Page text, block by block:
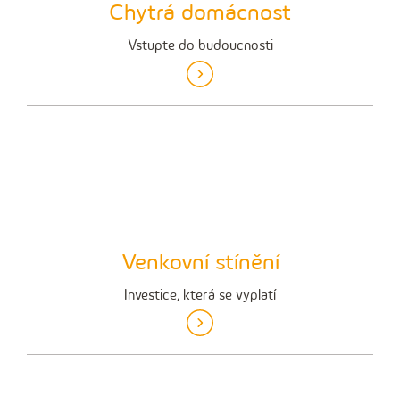
Chytrá domácnost
Vstupte do budoucnosti
Venkovní stínění
Investice, která se vyplatí